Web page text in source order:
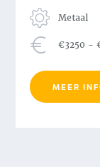
Metaal
€3250 -
MEER